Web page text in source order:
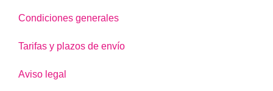
Condiciones generales
Tarifas y plazos de envío
Aviso legal